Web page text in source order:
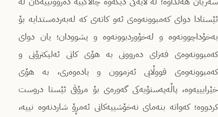
ئێستادا دوای کەمبوونەوەی ئەو کاتەی کە لەبەردەستدایە بۆ
بەخۆداچوونەوە و لەخۆوردبوونەوە و پشوودان؛ یان دوای
کەمبوونەوەی فەزای دەروونی بە هۆی كاتی ئەلیكترۆنی و
کەمبوونەوەی قووڵایی ئەزموون و یادەوەری، بە هۆی
خێرایییەوە، پاڵەپەستۆیەكی گەورەی بۆ مرۆڤی ئێستا دروست
كردووە؛ كەواتە بنەمای نەخۆشییەكانی ئەمڕۆ شاردنەوە نییە،